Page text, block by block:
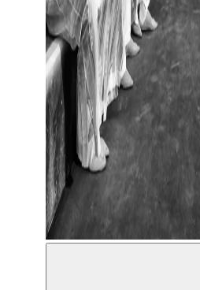
Amsterdams Andalusisch Orkest